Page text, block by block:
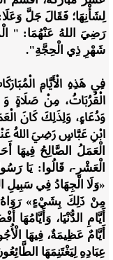
لِشَأْنِهَا؛ فَقَالَ جَلَّ
رَضِيَ اللهُ عَنْهُمَا: "
شَهْرِ ذِي الْحِجَّةِ".
فِي هَذِهِ الْأَيَّامِ
الْقُرُبَاتُ، مِنْ صَلَاةٍ
وَدُعَاءٍ، وَلِذَلِكَ كَانَ
ابْنِ عَبَّاسٍ رَضِيَ اللهُ
الْعَمَلُ الصَّالِحُ فِيهَا
الْعَشْرِ-، قَالُوا: يَا
«وَلَا الْجِهَادُ فِي سَبِيلِ
مِنْ ذَلِكَ بِشَيْءٍ»
أَيَّامِ الدُّنْيَا،
أَيَّامٌ عَظِيمَةٌ، فِيهَا
عِبَادِهِ لِيَغْتَنِمَهَا